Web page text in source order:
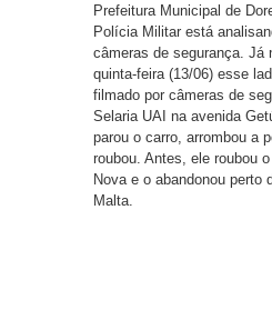
Prefeitura Municipal de
Polícia Militar está
câmeras de segurança. Já
quinta-feira (13/06) esse
filmado por câmeras de
Selaria UAI na avenida
parou o carro, arrombou a
roubou. Antes, ele roubou
Nova e o abandonou perto
Malta.